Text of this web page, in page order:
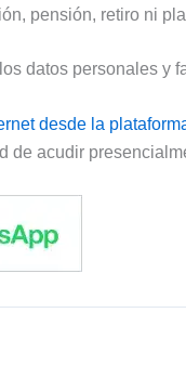
pensión, retiro ni
datos personales y
desde la
de acudir